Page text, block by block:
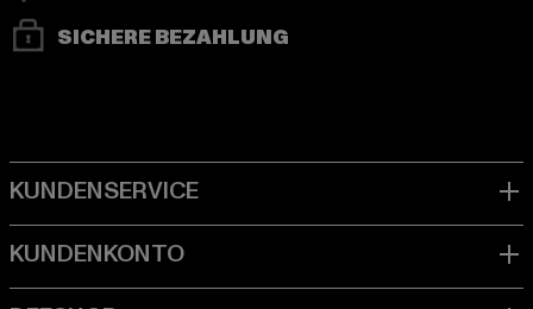
SICHERE BEZAHLUNG